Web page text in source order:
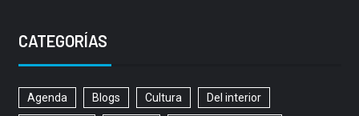
CATEGORÍAS
Agenda Blogs Cultura Del interior